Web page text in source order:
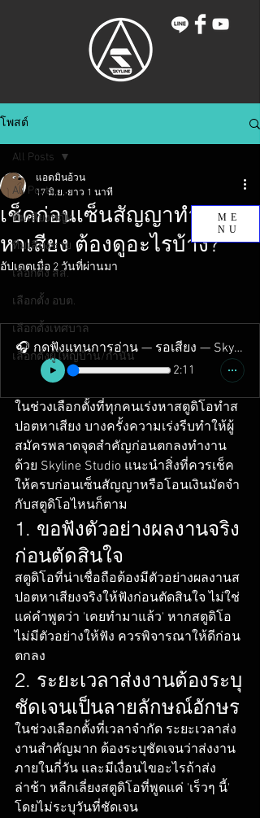
ME
NU
โพสต์
All Posts
ทีมเสียงหญิง
ทีมเสียงชาย
เลือกตั้ง สส.
เลือกตั้ง อบต.
เลือกตั้งเทศบาล
เลือกตั้งผู้ใหญ่บ้าน/กำนัน
All Posts
เช็คก่อนเซ็นสัญญาทำสปอต
หาเสียง ต้องดูอะไรบ้าง?
แอดมินอ้วน
17 มิ.ย. ยาว 1 นาที
อัปเดตเมื่อ 2 วันที่ผ่านมา
🎧 กดฟังแทนการอ่าน — รอเสียง — Skyline Studio
2:11
ในช่วงเลือกตั้งที่ทุกคนเร่งหาสตูดิโอทำส
ปอตหาเสียง บางครั้งความเร่งรีบทำให้ผู้
สมัครพลาดจุดสำคัญก่อนตกลงทำงาน
ด้วย Skyline Studio แนะนำสิ่งที่ควรเช็ค
ให้ครบก่อนเซ็นสัญญาหรือโอนเงินมัดจำ
กับสตูดิโอไหนก็ตาม
1. ขอฟังตัวอย่างผลงานจริง
ก่อนตัดสินใจ
สตูดิโอที่น่าเชื่อถือต้องมีตัวอย่างผลงานส
ปอตหาเสียงจริงให้ฟังก่อนตัดสินใจ ไม่ใช่
แค่คำพูดว่า 'เคยทำมาแล้ว' หากสตูดิโอ
ไม่มีตัวอย่างให้ฟัง ควรพิจารณาให้ดีก่อน
ตกลง
2. ระยะเวลาส่งงานต้องระบุ
ชัดเจนเป็นลายลักษณ์อักษร
ในช่วงเลือกตั้งที่เวลาจำกัด ระยะเวลาส่ง
งานสำคัญมาก ต้องระบุชัดเจนว่าส่งงาน
ภายในกี่วัน และมีเงื่อนไขอะไรถ้าส่ง
ล่าช้า หลีกเลี่ยงสตูดิโอที่พูดแค่ 'เร็วๆ นี้'
โดยไม่ระบุวันที่ชัดเจน